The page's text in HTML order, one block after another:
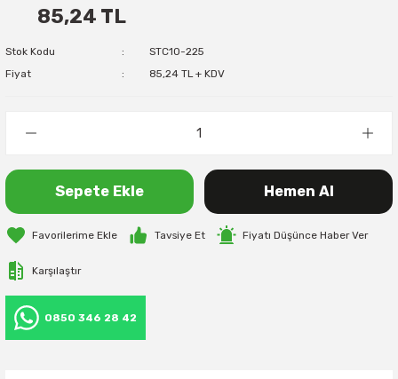
85,24 TL
Stok Kodu
STC10-225
Fiyat
85,24 TL + KDV
Sepete Ekle Hemen Al
Tavsiye Et Fiyatı Düşünce Haber Ver
Karşılaştır
0850 346 28 42